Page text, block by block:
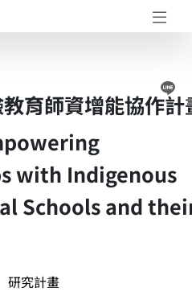
研究成果典藏庫
育師資增能協作計
with Indigenous
Schools and
研究計畫